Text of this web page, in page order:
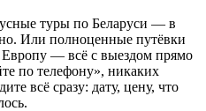
туры по Беларуси — в
Или полноценные путёвки
— всё с выездом прямо
по телефону», никаких
всё сразу: дату, цену, что